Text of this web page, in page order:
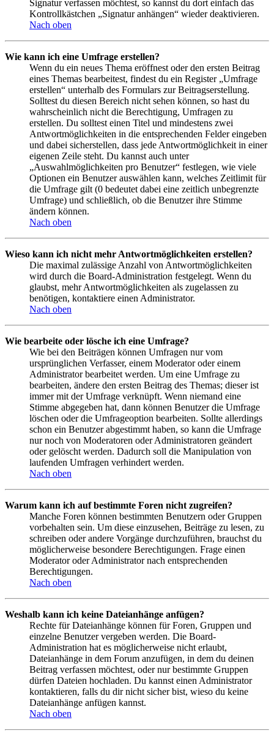
Signatur verfassen möchtest, so kannst du dort einfach das
Kontrollkästchen „Signatur anhängen“ wieder deaktivieren.
Nach oben
Wie kann ich eine Umfrage erstellen?
Wenn du ein neues Thema eröffnest oder den ersten Beitrag
eines Themas bearbeitest, findest du ein Register „Umfrage
erstellen“ unterhalb des Formulars zur Beitragserstellung.
Solltest du diesen Bereich nicht sehen können, so hast du
wahrscheinlich nicht die Berechtigung, Umfragen zu
erstellen. Du solltest einen Titel und mindestens zwei
Antwortmöglichkeiten in die entsprechenden Felder eingeben
und dabei sicherstellen, dass jede Antwortmöglichkeit in einer
eigenen Zeile steht. Du kannst auch unter
„Auswahlmöglichkeiten pro Benutzer“ festlegen, wie viele
Optionen ein Benutzer auswählen kann, welches Zeitlimit für
die Umfrage gilt (0 bedeutet dabei eine zeitlich unbegrenzte
Umfrage) und schließlich, ob die Benutzer ihre Stimme
ändern können.
Nach oben
Wieso kann ich nicht mehr Antwortmöglichkeiten erstellen?
Die maximal zulässige Anzahl von Antwortmöglichkeiten
wird durch die Board-Administration festgelegt. Wenn du
glaubst, mehr Antwortmöglichkeiten als zugelassen zu
benötigen, kontaktiere einen Administrator.
Nach oben
Wie bearbeite oder lösche ich eine Umfrage?
Wie bei den Beiträgen können Umfragen nur vom
ursprünglichen Verfasser, einem Moderator oder einem
Administrator bearbeitet werden. Um eine Umfrage zu
bearbeiten, ändere den ersten Beitrag des Themas; dieser ist
immer mit der Umfrage verknüpft. Wenn niemand eine
Stimme abgegeben hat, dann können Benutzer die Umfrage
löschen oder die Umfrageoption bearbeiten. Sollte allerdings
schon ein Benutzer abgestimmt haben, so kann die Umfrage
nur noch von Moderatoren oder Administratoren geändert
oder gelöscht werden. Dadurch soll die Manipulation von
laufenden Umfragen verhindert werden.
Nach oben
Warum kann ich auf bestimmte Foren nicht zugreifen?
Manche Foren können bestimmten Benutzern oder Gruppen
vorbehalten sein. Um diese einzusehen, Beiträge zu lesen, zu
schreiben oder andere Vorgänge durchzuführen, brauchst du
möglicherweise besondere Berechtigungen. Frage einen
Moderator oder Administrator nach entsprechenden
Berechtigungen.
Nach oben
Weshalb kann ich keine Dateianhänge anfügen?
Rechte für Dateianhänge können für Foren, Gruppen und
einzelne Benutzer vergeben werden. Die Board-
Administration hat es möglicherweise nicht erlaubt,
Dateianhänge in dem Forum anzufügen, in dem du deinen
Beitrag verfassen möchtest, oder nur bestimmte Gruppen
dürfen Dateien hochladen. Du kannst einen Administrator
kontaktieren, falls du dir nicht sicher bist, wieso du keine
Dateianhänge anfügen kannst.
Nach oben